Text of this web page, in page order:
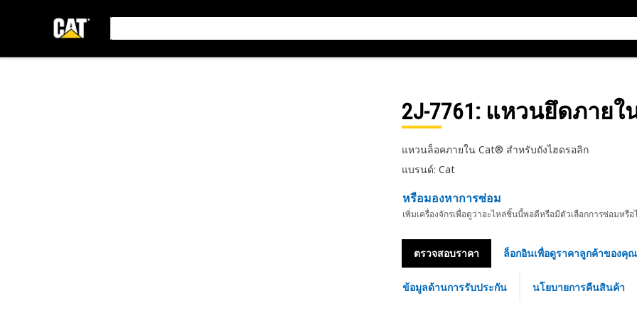
2J-7761: แหวนยึดภายใ
แหวนล็อคภายใน Cat® สำหรับถังไฮดรอลิก
แบรนด์: Cat
หรือมองหาการซ่อม
เพิ่มเครื่องจักรเพื่อดูว่าอะไหล่ชิ้นนี้พอดีหรือมีตัวเลือกการซ่อมหรือ
ตรวจสอบราคา ล็อกอินเพื่อดูราคาลูกค้าของคุณ
ข้อมูลด้านการรับประกัน นโยบายการคืนสินค้า